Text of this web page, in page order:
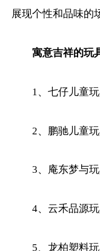
展现个性和品味的
寓意吉祥的玩
1、七仔儿童
2、鹏驰儿童
3、庵东梦与
4、云禾品源
5、龙柏塑料